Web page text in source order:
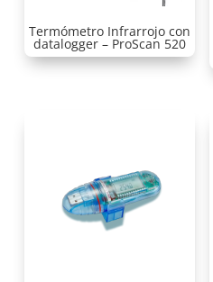
Termómetro Infrarrojo con
datalogger – ProScan 520